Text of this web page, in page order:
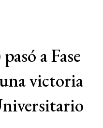
a Fase
victoria